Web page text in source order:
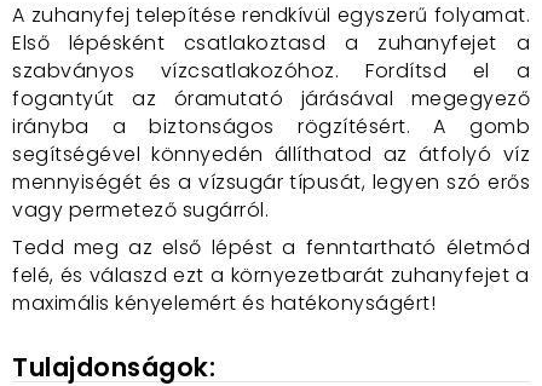
A zuhanyfej telepítése rendkívül egyszerű folyamat.
Első lépésként csatlakoztasd a zuhanyfejet a
szabványos vízcsatlakozóhoz. Fordítsd el a
fogantyút az óramutató járásával megegyező
irányba a biztonságos rögzítésért. A gomb
segítségével könnyedén állíthatod az átfolyó víz
mennyiségét és a vízsugár típusát, legyen szó erős
vagy permetező sugárról.
Tedd meg az első lépést a fenntartható életmód
felé, és válaszd ezt a környezetbarát zuhanyfejet a
maximális kényelemért és hatékonyságért!
Tulajdonságok: